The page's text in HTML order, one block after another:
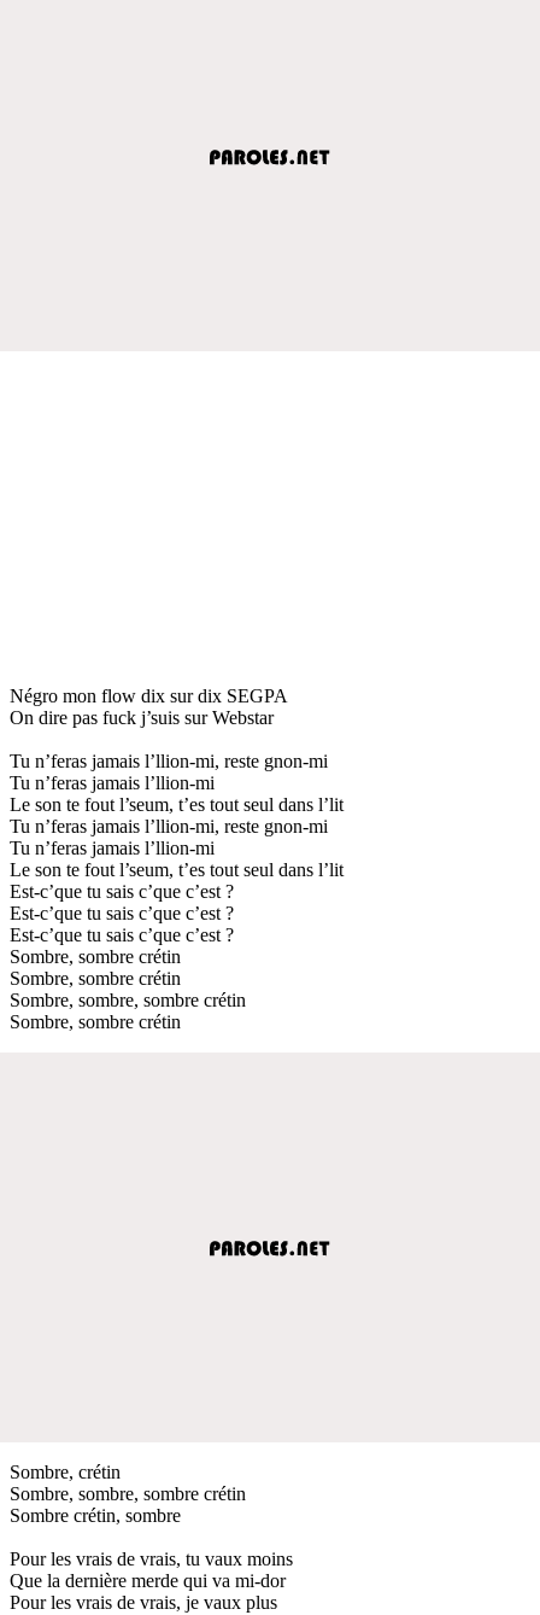
Négro mon flow dix sur dix SEGPA
On dire pas fuck j’suis sur Webstar
Tu n’feras jamais l’llion-mi, reste gnon-mi
Tu n’feras jamais l’llion-mi
Le son te fout l’seum, t’es tout seul dans l’lit
Tu n’feras jamais l’llion-mi, reste gnon-mi
Tu n’feras jamais l’llion-mi
Le son te fout l’seum, t’es tout seul dans l’lit
Est-c’que tu sais c’que c’est ?
Est-c’que tu sais c’que c’est ?
Est-c’que tu sais c’que c’est ?
Sombre, sombre crétin
Sombre, sombre crétin
Sombre, sombre, sombre crétin
Sombre, sombre crétin
Sombre, crétin
Sombre, sombre, sombre crétin
Sombre crétin, sombre
Pour les vrais de vrais, tu vaux moins
Que la dernière merde qui va mi-dor
Pour les vrais de vrais, je vaux plus